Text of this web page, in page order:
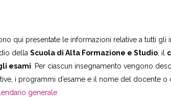
qui presentate le informazioni relative a tutti gli
della Scuola di Alta Formazione e Studio, il
esami . Per ciascun insegnamento vengono
i programmi d’esame e il nome del docente o
generale